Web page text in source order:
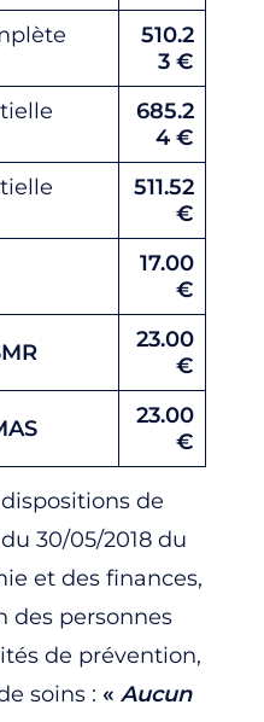
510.2
3 €
685.2
4 €
511.52
€
17.00
€
23.00
€
23.00
€
de
30/05/2018 du
et des finances,
des personnes
de prévention,
soins : « Aucun